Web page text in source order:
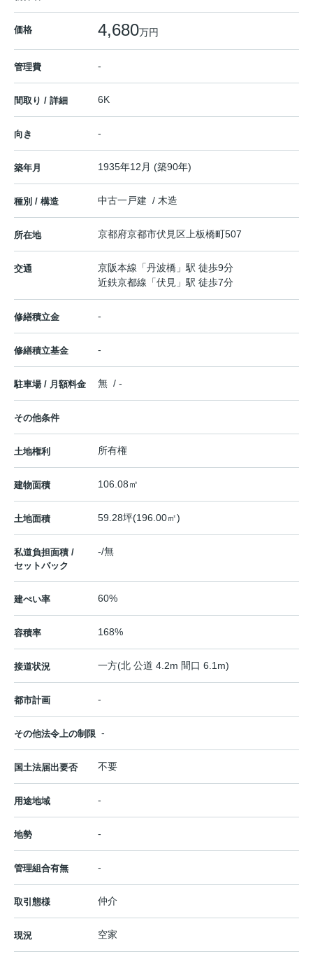
価格 4,680万円
管理費 -
間取り / 詳細 6K
向き -
築年月 1935年12月 (築90年)
種別 / 構造 中古一戸建 / 木造
所在地 京都府京都市伏見区 上板橋町507
交通 京阪本線 「丹波橋 」駅 徒歩9分
近鉄京都線 「伏見 」駅 徒歩7分
修繕積立金 -
修繕積立基金 -
駐車場 / 月額料金 無 / -
その他条件
土地権利 所有権
建物面積 106.08㎡
土地面積 59.28坪(196.00㎡)
私道負担面積 /
セットバック
-/無
建ぺい率 60%
容積率 168%
接道状況 一方(北 公道 4.2m 間口 6.1m)
都市計画 -
その他法令上の制限 -
国土法届出要否 不要
用途地域 -
地勢 -
管理組合有無 -
取引態様 仲介
現況 空家